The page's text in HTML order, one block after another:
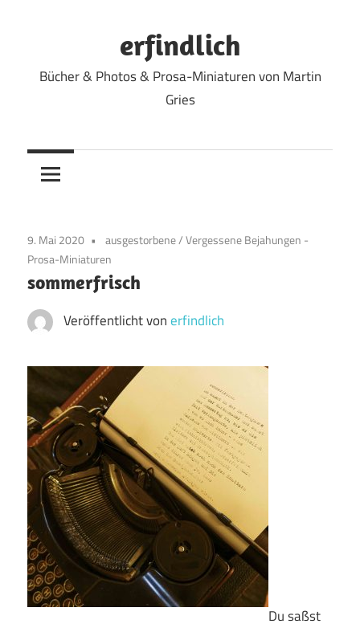
erfindlich
Bücher & Photos & Prosa-Miniaturen von Martin
Gries
9. Mai 2020 ausgestorbene/Vergessene Bejahungen -
Prosa-Miniaturen
sommerfrisch
Veröffentlicht vonerfindlich
Du saßst